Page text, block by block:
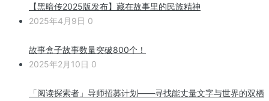
【黑暗传2025版发布】藏在故事里的民族精神
2025年4月9日 0
故事盒子故事数量突破800个！
2025年2月10日 0
「阅读探索者」导师招募计划——寻找能丈量文字与世界的双栖